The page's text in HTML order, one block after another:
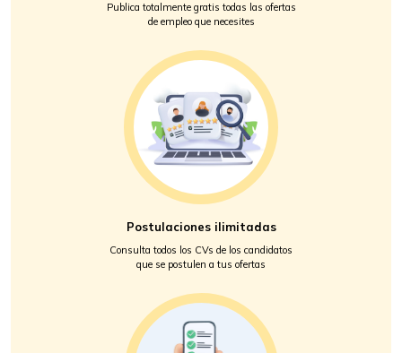
Publica totalmente gratis todas las ofertas
de empleo que necesites
Postulaciones ilimitadas
Consulta todos los CVs de los candidatos
que se postulen a tus ofertas